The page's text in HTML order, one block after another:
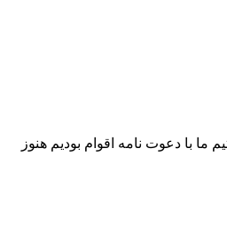
نامه اقوام بودیم هنوز